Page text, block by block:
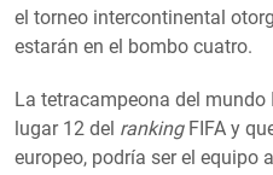
el torneo intercontinental
estarán en el bombo cuatro.
La tetracampeona del mundo
lugar 12 del rankingFIFA y
europeo, podría ser el equipo